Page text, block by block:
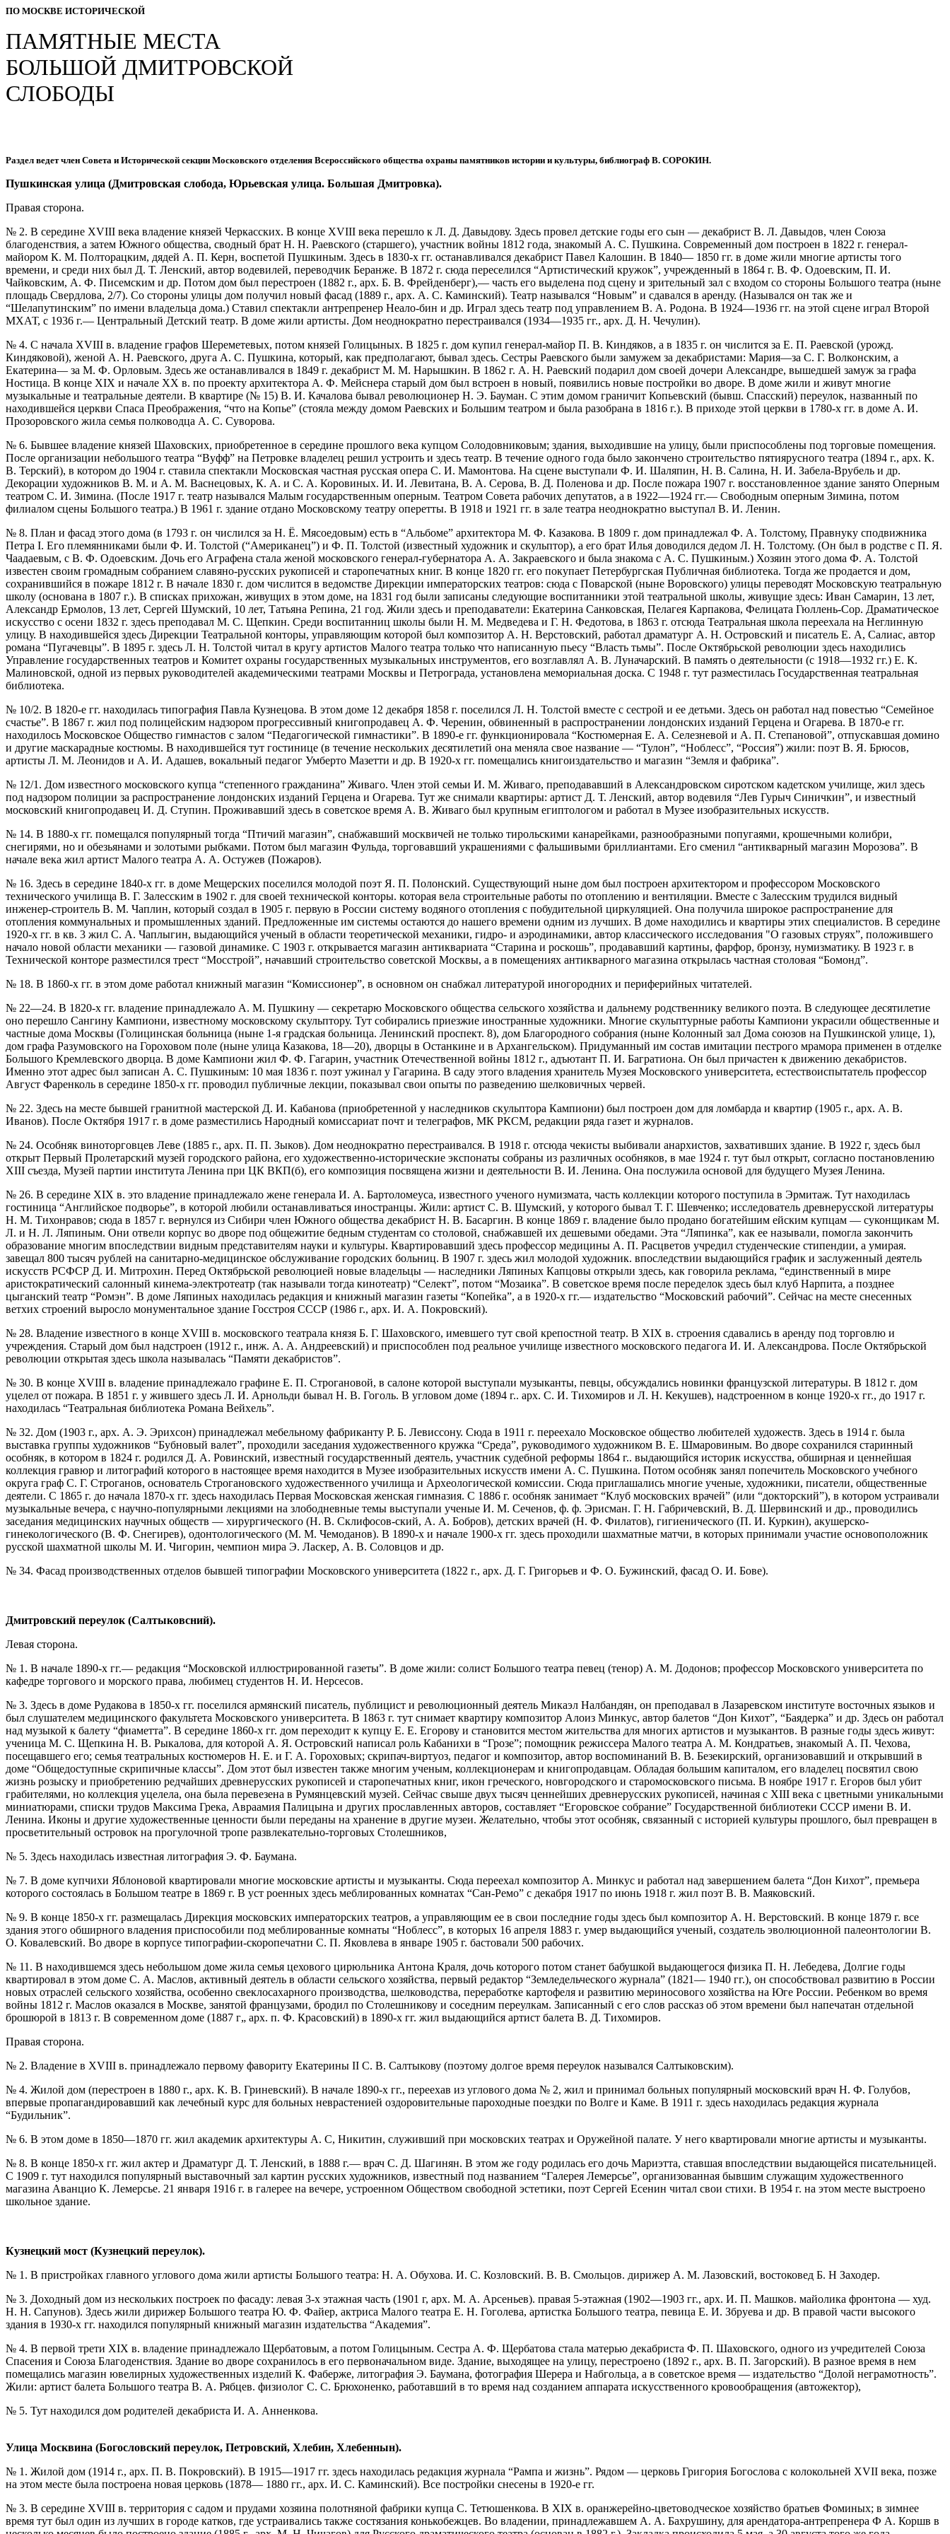
ПО МОСКВЕ ИСТОРИЧЕСКОЙ
ПАМЯТНЫЕ МЕСТА
БОЛЬШОЙ ДМИТРОВСКОЙ
СЛОБОДЫ
Раздел ведет член Совета и Исторической секции Московского отделения Всероссийского общества охраны памятников истории и культуры, библиограф В. СОРОКИН.
Пушкинская улица (Дмитровская слобода, Юрьевская улица. Большая Дмитровка).
Правая сторона.
№ 2. В середине XVIII века владение князей Черкасских. В конце XVIII века перешло к Л. Д. Давыдову. Здесь провел детские годы его сын — декабрист В. Л. Давыдов, член Союза
благоденствия, а затем Южного общества, сводный брат Н. Н. Раевского (старшего), участник войны 1812 года, знакомый А. С. Пушкина. Современный дом построен в 1822 г. генерал-
майором К. М. Полторацким, дядей А. П. Керн, воспетой Пушкиным. Здесь в 1830-х гг. останавливался декабрист Павел Калошин. В 1840— 1850 гг. в доме жили многие артисты того
времени, и среди них был Д. Т. Ленский, автор водевилей, переводчик Беранже. В 1872 г. сюда переселился “Артистический кружок”, учрежденный в 1864 г. В. Ф. Одоевским, П. И.
Чайковским, А. Ф. Писемским и др. Потом дом был перестроен (1882 г., арх. Б. В. Фрейденберг),— часть его выделена под сцену и зрительный зал с входом со стороны Большого театра (ныне
площадь Свердлова, 2/7). Со стороны улицы дом получил новый фасад (1889 г., арх. А. С. Каминский). Театр назывался “Новым” и сдавался в аренду. (Назывался он так же и
“Шелапутинским” по имени владельца дома.) Ставил спектакли антрепренер Неало-бин и др. Играл здесь театр под управлением В. А. Родона. В 1924—1936 гг. на этой сцене играл Второй
МХАТ, с 1936 г.— Центральный Детский театр. В доме жили артисты. Дом неоднократно перестраивался (1934—1935 гг., арх. Д. Н. Чечулин).
№ 4. С начала XVIII в. владение графов Шереметевых, потом князей Голицыных. В 1825 г. дом купил генерал-майор П. В. Киндяков, а в 1835 г. он числится за Е. П. Раевской (урожд.
Киндяковой), женой А. Н. Раевского, друга А. С. Пушкина, который, как предполагают, бывал здесь. Сестры Раевского были замужем за декабристами: Мария—за С. Г. Волконским, а
Екатерина— за М. Ф. Орловым. Здесь же останавливался в 1849 г. декабрист М. М. Нарышкин. В 1862 г. А. Н. Раевский подарил дом своей дочери Александре, вышедшей замуж за графа
Ностица. В конце XIX и начале XX в. по проекту архитектора А. Ф. Мейснера старый дом был встроен в новый, появились новые постройки во дворе. В доме жили и живут многие
музыкальные и театральные деятели. В квартире (№ 15) В. И. Качалова бывал революционер Н. Э. Бауман. С этим домом граничит Копьевский (бывш. Спасский) переулок, названный по
находившейся церкви Спаса Преображения, “что на Копье” (стояла между домом Раевских и Большим театром и была разобрана в 1816 г.). В приходе этой церкви в 1780-х гг. в доме А. И.
Прозоровского жила семья полководца А. С. Суворова.
№ 6. Бывшее владение князей Шаховских, приобретенное в середине прошлого века купцом Солодовниковым; здания, выходившие на улицу, были приспособлены под торговые помещения.
После организации небольшого театра “Вуфф” на Петровке владелец решил устроить и здесь театр. В течение одного года было закончено строительство пятиярусного театра (1894 г., арх. К.
В. Терский), в котором до 1904 г. ставила спектакли Московская частная русская опера С. И. Мамонтова. На сцене выступали Ф. И. Шаляпин, Н. В. Салина, Н. И. Забела-Врубель и др.
Декорации художников В. М. и А. М. Васнецовых, К. А. и С. А. Коровиных. И. И. Левитана, В. А. Серова, В. Д. Поленова и др. После пожара 1907 г. восстановленное здание занято Оперным
театром С. И. Зимина. (После 1917 г. театр назывался Малым государственным оперным. Театром Совета рабочих депутатов, а в 1922—1924 гг.— Свободным оперным Зимина, потом
филиалом сцены Большого театра.) В 1961 г. здание отдано Московскому театру оперетты. В 1918 и 1921 гг. в зале театра неоднократно выступал В. И. Ленин.
№ 8. План и фасад этого дома (в 1793 г. он числился за Н. Ё. Мясоедовым) есть в “Альбоме” архитектора М. Ф. Казакова. В 1809 г. дом принадлежал Ф. А. Толстому, Правнуку сподвижника
Петра I. Его племянниками были Ф. И. Толстой (“Американец”) и Ф. П. Толстой (известный художник и скульптор), а его брат Илья доводился дедом Л. Н. Толстому. (Он был в родстве с П. Я.
Чаадаевым, с В. Ф. Одоевским. Дочь его Аграфена стала женой московского генерал-губернатора А. А. Закраевского и была знакома с А. С. Пушкиным.) Хозяин этого дома Ф. А. Толстой
известен своим громадным собранием славяно-русских рукописей и старопечатных книг. В конце 1820 гг. его покупает Петербургская Публичная библиотека. Тогда же продается и дом,
сохранившийся в пожаре 1812 г. В начале 1830 г. дом числится в ведомстве Дирекции императорских театров: сюда с Поварской (ныне Воровского) улицы переводят Московскую театральную
школу (основана в 1807 г.). В списках прихожан, живущих в этом доме, на 1831 год были записаны следующие воспитанники этой театральной школы, живущие здесь: Иван Самарин, 13 лет,
Александр Ермолов, 13 лет, Сергей Шумский, 10 лет, Татьяна Репина, 21 год. Жили здесь и преподаватели: Екатерина Санковская, Пелагея Карпакова, Фелицата Гюллень-Сор. Драматическое
искусство с осени 1832 г. здесь преподавал М. С. Щепкин. Среди воспитанниц школы были Н. М. Медведева и Г. Н. Федотова, в 1863 г. отсюда Театральная школа переехала на Неглинную
улицу. В находившейся здесь Дирекции Театральной конторы, управляющим которой был композитор А. Н. Верстовский, работал драматург А. Н. Островский и писатель Е. А, Салиас, автор
романа “Пугачевцы”. В 1895 г. здесь Л. Н. Толстой читал в кругу артистов Малого театра только что написанную пьесу “Власть тьмы”. После Октябрьской революции здесь находились
Управление государственных театров и Комитет охраны государственных музыкальных инструментов, его возглавлял А. В. Луначарский. В память о деятельности (с 1918—1932 гг.) Е. К.
Малиновской, одной из первых руководителей академическими театрами Москвы и Петрограда, установлена мемориальная доска. С 1948 г. тут разместилась Государственная театральная
библиотека.
№ 10/2. В 1820-е гг. находилась типография Павла Кузнецова. В этом доме 12 декабря 1858 г. поселился Л. Н. Толстой вместе с сестрой и ее детьми. Здесь он работал над повестью “Семейное
счастье”. В 1867 г. жил под полицейским надзором прогрессивный книгопродавец А. Ф. Черенин, обвиненный в распространении лондонских изданий Герцена и Огарева. В 1870-е гг.
находилось Московское Общество гимнастов с залом “Педагогической гимнастики”. В 1890-е гг. функционировала “Костюмерная Е. А. Селезневой и А. П. Степановой”, отпускавшая домино
и другие маскарадные костюмы. В находившейся тут гостинице (в течение нескольких десятилетий она меняла свое название — “Тулон”, “Ноблесс”, “Россия”) жили: поэт В. Я. Брюсов,
артисты Л. М. Леонидов и А. И. Адашев, вокальный педагог Умберто Мазетти и др. В 1920-х гг. помещались книгоиздательство и магазин “Земля и фабрика”.
№ 12/1. Дом известного московского купца “степенного гражданина” Живаго. Член этой семьи И. М. Живаго, преподававший в Александровском сиротском кадетском училище, жил здесь
под надзором полиции за распространение лондонских изданий Герцена и Огарева. Тут же снимали квартиры: артист Д. Т. Ленский, автор водевиля “Лев Гурыч Синичкин”, и известный
московский книгопродавец И. Д. Ступин. Проживавший здесь в советское время А. В. Живаго был крупным египтологом и работал в Музее изобразительных искусств.
№ 14. В 1880-х гг. помещался популярный тогда “Птичий магазин”, снабжавший москвичей не только тирольскими канарейками, разнообразными попугаями, крошечными колибри,
снегирями, но и обезьянами и золотыми рыбками. Потом был магазин Фульда, торговавший украшениями с фальшивыми бриллиантами. Его сменил “антикварный магазин Морозова”. В
начале века жил артист Малого театра А. А. Остужев (Пожаров).
№ 16. Здесь в середине 1840-х гг. в доме Мещерских поселился молодой поэт Я. П. Полонский. Существующий ныне дом был построен архитектором и профессором Московского
технического училища В. Г. Залесским в 1902 г. для своей технической конторы. которая вела строительные работы по отоплению и вентиляции. Вместе с Залесским трудился видный
инженер-строитель В. М. Чаплин, который создал в 1905 г. первую в России систему водяного отопления с побудительной циркуляцией. Она получила широкое распространение для
отопления коммунальных и промышленных зданий. Предложенные им системы остаются до нашего времени одним из лучших. В доме находились и квартиры этих специалистов. В середине
1920-х гг. в кв. 3 жил С. А. Чаплыгин, выдающийся ученый в области теоретической механики, гидро- и аэродинамики, автор классического исследования "О газовых струях”, положившего
начало новой области механики — газовой динамике. С 1903 г. открывается магазин антиквариата “Старина и роскошь”, продававший картины, фарфор, бронзу, нумизматику. В 1923 г. в
Технической конторе разместился трест “Мосстрой”, начавший строительство советской Москвы, а в помещениях антикварного магазина открылась частная столовая “Бомонд”.
№ 18. В 1860-х гг. в этом доме работал книжный магазин “Комиссионер”, в основном он снабжал литературой иногородних и периферийных читателей.
№ 22—24. В 1820-х гг. владение принадлежало А. М. Пушкину — секретарю Московского общества сельского хозяйства и дальнему родственнику великого поэта. В следующее десятилетие
оно перешло Сангину Кампиони, известному московскому скульптору. Тут собирались приезжие иностранные художники. Многие скульптурные работы Кампиони украсили общественные и
частные дома Москвы (Голицинская больница (ныне 1-я градская больница. Ленинский проспект. 8), дом Благородного собрания (ныне Колонный зал Дома союзов на Пушкинской улице, 1),
дом графа Разумовского на Гороховом поле (ныне улица Казакова, 18—20), дворцы в Останкине и в Архангельском). Придуманный им состав имитации пестрого мрамора применен в отделке
Большого Кремлевского дворца. В доме Кампиони жил Ф. Ф. Гагарин, участник Отечественной войны 1812 г., адъютант П. И. Багратиона. Он был причастен к движению декабристов.
Именно этот адрес был записан А. С. Пушкиным: 10 мая 1836 г. поэт ужинал у Гагарина. В саду этого владения хранитель Музея Московского университета, естествоиспытатель профессор
Август Фаренколь в середине 1850-х гг. проводил публичные лекции, показывал свои опыты по разведению шелковичных червей.
№ 22. Здесь на месте бывшей гранитной мастерской Д. И. Кабанова (приобретенной у наследников скульптора Кампиони) был построен дом для ломбарда и квартир (1905 г., арх. А. В.
Иванов). После Октября 1917 г. в доме разместились Народный комиссариат почт и телеграфов, МК РКСМ, редакции ряда газет и журналов.
№ 24. Особняк виноторговцев Леве (1885 г., арх. П. П. Зыков). Дом неоднократно перестраивался. В 1918 г. отсюда чекисты выбивали анархистов, захвативших здание. В 1922 г, здесь был
открыт Первый Пролетарский музей городского района, его художественно-исторические экспонаты собраны из различных особняков, в мае 1924 г. тут был открыт, согласно постановлению
XIII съезда, Музей партии института Ленина при ЦК ВКП(б), его композиция посвящена жизни и деятельности В. И. Ленина. Она послужила основой для будущего Музея Ленина.
№ 26. В середине XIX в. это владение принадлежало жене генерала И. А. Бартоломеуса, известного ученого нумизмата, часть коллекции которого поступила в Эрмитаж. Тут находилась
гостиница “Английское подворье”, в которой любили останавливаться иностранцы. Жили: артист С. В. Шумский, у которого бывал Т. Г. Шевченко; исследователь древнерусской литературы
Н. М. Тихонравов; сюда в 1857 г. вернулся из Сибири член Южного общества декабрист Н. В. Басаргин. В конце 1869 г. владение было продано богатейшим ейским купцам — суконщикам М.
Л. и Н. Л. Ляпиным. Они отвели корпус во дворе под общежитие бедным студентам со столовой, снабжавшей их дешевыми обедами. Эта “Ляпинка”, как ее называли, помогла закончить
образование многим впоследствии видным представителям науки и культуры. Квартировавший здесь профессор медицины А. П. Расцветов учредил студенческие стипендии, а умирая.
завещал 800 тысяч рублей на санитарно-медицинское обслуживание городских больниц. В 1907 г. здесь жил молодой художник. впоследствии выдающийся график и заслуженный деятель
искусств РСФСР Д. И. Митрохин. Перед Октябрьской революцией новые владельцы — наследники Ляпиных Капцовы открыли здесь, как говорила реклама, “единственный в мире
аристократический салонный кинема-электротеатр (так называли тогда кинотеатр) “Селект”, потом “Мозаика”. В советское время после переделок здесь был клуб Нарпита, а позднее
цыганский театр “Ромэн”. В доме Ляпиных находилась редакция и книжный магазин газеты “Копейка”, а в 1920-х гг.— издательство “Московский рабочий”. Сейчас на месте снесенных
ветхих строений выросло монументальное здание Госстроя СССР (1986 г., арх. И. А. Покровский).
№ 28. Владение известного в конце XVIII в. московского театрала князя Б. Г. Шаховского, имевшего тут свой крепостной театр. В XIX в. строения сдавались в аренду под торговлю и
учреждения. Старый дом был надстроен (1912 г., инж. А. А. Андреевский) и приспособлен под реальное училище известного московского педагога И. И. Александрова. После Октябрьской
революции открытая здесь школа называлась “Памяти декабристов”.
№ 30. В конце XVIII в. владение принадлежало графине Е. П. Строгановой, в салоне которой выступали музыканты, певцы, обсуждались новинки французской литературы. В 1812 г. дом
уцелел от пожара. В 1851 г. у жившего здесь Л. И. Арнольди бывал Н. В. Гоголь. В угловом доме (1894 г.. арх. С. И. Тихомиров и Л. Н. Кекушев), надстроенном в конце 1920-х гг., до 1917 г.
находилась “Театральная библиотека Романа Вейхель”.
№ 32. Дом (1903 г., арх. А. Э. Эрихсон) принадлежал мебельному фабриканту Р. Б. Левиссону. Сюда в 1911 г. переехало Московское общество любителей художеств. Здесь в 1914 г. была
выставка группы художников “Бубновый валет”, проходили заседания художественного кружка “Среда”, руководимого художником В. Е. Шмаровиным. Во дворе сохранился старинный
особняк, в котором в 1824 г. родился Д. А. Ровинский, известный государственный деятель, участник судебной реформы 1864 г.. выдающийся историк искусства, обширная и ценнейшая
коллекция гравюр и литографий которого в настоящее время находится в Музее изобразительных искусств имени А. С. Пушкина. Потом особняк занял попечитель Московского учебного
округа граф С. Г. Строганов, основатель Строгановского художественного училища и Археологической комиссии. Сюда приглашались многие ученые, художники, писатели, общественные
деятели. С 1865 г. до начала 1870-х гг. здесь находилась Первая Московская женская гимназия. С 1886 г. особняк занимает “Клуб московских врачей” (или “докторский”), в котором устраивали
музыкальные вечера, с научно-популярными лекциями на злободневные темы выступали ученые И. М. Сеченов, ф. ф. Эрисман. Г. Н. Габричевский, В. Д. Шервинский и др., проводились
заседания медицинских научных обществ — хирургического (Н. В. Склифосов-ский, А. А. Бобров), детских врачей (Н. Ф. Филатов), гигиенического (П. И. Куркин), акушерско-
гинекологического (В. Ф. Снегирев), одонтологического (М. М. Чемоданов). В 1890-х и начале 1900-х гг. здесь проходили шахматные матчи, в которых принимали участие основоположник
русской шахматной школы М. И. Чигорин, чемпион мира Э. Ласкер, А. В. Соловцов и др.
№ 34. Фасад производственных отделов бывшей типографии Московского университета (1822 г., арх. Д. Г. Григорьев и Ф. О. Бужинский, фасад О. И. Бове).
Дмитровский переулок (Салтыковсний).
Левая сторона.
№ 1. В начале 1890-х гг.— редакция “Московской иллюстрированной газеты”. В доме жили: солист Большого театра певец (тенор) А. М. Додонов; профессор Московского университета по
кафедре торгового и морского права, любимец студентов Н. И. Нерсесов.
№ 3. Здесь в доме Рудакова в 1850-х гг. поселился армянский писатель, публицист и революционный деятель Микаэл Налбандян, он преподавал в Лазаревском институте восточных языков и
был слушателем медицинского факультета Московского университета. В 1863 г. тут снимает квартиру композитор Алоиз Минкус, автор балетов “Дон Кихот”, “Баядерка” и др. Здесь он работал
над музыкой к балету “фиаметта”. В середине 1860-х гг. дом переходит к купцу Е. Е. Егорову и становится местом жительства для многих артистов и музыкантов. В разные годы здесь живут:
ученица М. С. Щепкина Н. В. Рыкалова, для которой А. Я. Островский написал роль Кабанихи в “Грозе”; помощник режиссера Малого театра А. М. Кондратьев, знакомый А. П. Чехова,
посещавшего его; семья театральных костюмеров Н. Е. и Г. А. Гороховых; скрипач-виртуоз, педагог и композитор, автор воспоминаний В. В. Безекирский, организовавший и открывший в
доме “Общедоступные скрипичные классы”. Дом этот был известен также многим ученым, коллекционерам и книгопродавцам. Обладая большим капиталом, его владелец посвятил свою
жизнь розыску и приобретению редчайших древнерусских рукописей и старопечатных книг, икон греческого, новгородского и старомосковского письма. В ноябре 1917 г. Егоров был убит
грабителями, но коллекция уцелела, она была перевезена в Румянцевский музей. Сейчас свыше двух тысяч ценнейших древнерусских рукописей, начиная с XIII века с цветными уникальными
миниатюрами, списки трудов Максима Грека, Авраамия Палицына и других прославленных авторов, составляет “Егоровское собрание” Государственной библиотеки СССР имени В. И.
Ленина. Иконы и другие художественные ценности были переданы на хранение в другие музеи. Желательно, чтобы этот особняк, связанный с историей культуры прошлого, был превращен в
просветительный островок на прогулочной тропе развлекательно-торговых Столешников,
№ 5. Здесь находилась известная литография Э. Ф. Баумана.
№ 7. В доме купчихи Яблоновой квартировали многие московские артисты и музыканты. Сюда переехал композитор А. Минкус и работал над завершением балета “Дон Кихот”, премьера
которого состоялась в Большом театре в 1869 г. В уст роенных здесь меблированных комнатах “Сан-Ремо” с декабря 1917 по июнь 1918 г. жил поэт В. В. Маяковский.
№ 9. В конце 1850-х гг. размещалась Дирекция московских императорских театров, а управляющим ее в свои последние годы здесь был композитор А. Н. Верстовский. В конце 1879 г. все
здания этого обширного владения приспособили под меблированные комнаты “Ноблесс”, в которых 16 апреля 1883 г. умер выдающийся ученый, создатель эволюционной палеонтологии В.
О. Ковалевский. Во дворе в корпусе типографии-скоропечатни С. П. Яковлева в январе 1905 г. бастовали 500 рабочих.
№ 11. В находившемся здесь небольшом доме жила семья цехового цирюльника Антона Краля, дочь которого потом станет бабушкой выдающегося физика П. Н. Лебедева, Долгие годы
квартировал в этом доме С. А. Маслов, активный деятель в области сельского хозяйства, первый редактор “Земледельческого журнала” (1821— 1940 гг.), он способствовал развитию в России
новых отраслей сельского хозяйства, особенно свеклосахарного производства, шелководства, переработке картофеля и развитию мериносового хозяйства на Юге России. Ребенком во время
войны 1812 г. Маслов оказался в Москве, занятой французами, бродил по Столешникову и соседним переулкам. Записанный с его слов рассказ об этом времени был напечатан отдельной
брошюрой в 1813 г. В современном доме (1887 г„ арх. п. Ф. Красовский) в 1890-х гг. жил выдающийся артист балета В. Д. Тихомиров.
Правая сторона.
№ 2. Владение в XVIII в. принадлежало первому фавориту Екатерины II С. В. Салтыкову (поэтому долгое время переулок назывался Салтыковским).
№ 4. Жилой дом (перестроен в 1880 г., арх. К. В. Гриневский). В начале 1890-х гг., переехав из углового дома № 2, жил и принимал больных популярный московский врач Н. Ф. Голубов,
впервые пропагандировавший как лечебный курс для больных неврастенией оздоровительные пароходные поездки по Волге и Каме. В 1911 г. здесь находилась редакция журнала
“Будильник”.
№ 6. В этом доме в 1850—1870 гг. жил академик архитектуры А. С, Никитин, служивший при московских театрах и Оружейной палате. У него квартировали многие артисты и музыканты.
№ 8. В конце 1850-х гг. жил актер и Драматург Д. Т. Ленский, в 1888 г.— врач С. Д. Шагинян. В этом же году родилась его дочь Мариэтта, ставшая впоследствии выдающейся писательницей.
С 1909 г. тут находился популярный выставочный зал картин русских художников, известный под названием “Галерея Лемерсье”, организованная бывшим служащим художественного
магазина Аванцио К. Лемерсье. 21 января 1916 г. в галерее на вечере, устроенном Обществом свободной эстетики, поэт Сергей Есенин читал свои стихи. В 1954 г. на этом месте выстроено
школьное здание.
Кузнецкий мост (Кузнецкий переулок).
№ 1. В пристройках главного углового дома жили артисты Большого театра: Н. А. Обухова. И. С. Козловский. В. В. Смольцов. дирижер А. М. Лазовский, востоковед Б. Н Заходер.
№ 3. Доходный дом из нескольких построек по фасаду: левая 3-х этажная часть (1901 г, арх. М. А. Арсеньев). правая 5-этажная (1902—1903 гг., арх. И. П. Машков. майолика фронтона — худ.
Н. Н. Сапунов). Здесь жили дирижер Большого театра Ю. Ф. Файер, актриса Малого театра Е. Н. Гоголева, артистка Большого театра, певица Е. И. Збруева и др. В правой части высокого
здания в 1930-х гг. находился популярный книжный магазин издательства “Академия”.
№ 4. В первой трети XIX в. владение принадлежало Щербатовым, а потом Голицыным. Сестра А. Ф. Щербатова стала матерью декабриста Ф. П. Шаховского, одного из учредителей Союза
Спасения и Союза Благоденствия. Здание во дворе сохранилось в его первоначальном виде. Здание, выходящее на улицу, перестроено (1892 г., арх. В. П. Загорский). В разное время в нем
помещались магазин ювелирных художественных изделий К. Фаберже, литография Э. Баумана, фотография Шерера и Набгольца, а в советское время — издательство “Долой неграмотность”.
Жили: артист балета Большого театра В. А. Рябцев. физиолог С. С. Брюхоненко, работавший в то время над созданием аппарата искусственного кровообращения (автожектор),
№ 5. Тут находился дом родителей декабриста И. А. Анненкова.
Улица Москвина (Богословский переулок, Петровский, Хлебин, Хлебеннын).
№ 1. Жилой дом (1914 г., арх. П. В. Покровский). В 1915—1917 гг. здесь находилась редакция журнала “Рампа и жизнь”. Рядом — церковь Григория Богослова с колокольней XVII века, позже
на этом месте была построена новая церковь (1878— 1880 гг., арх. И. С. Каминский). Все постройки снесены в 1920-е гг.
№ 3. В середине XVIII в. территория с садом и прудами хозяина полотняной фабрики купца С. Тетюшенкова. В XIX в. оранжерейно-цветоводческое хозяйство братьев Фоминых; в зимнее
время тут был один из лучших в городе катков, где устраивались также состязания конькобежцев. Во владении, принадлежавшем А. А. Бахрушину, для арендатора-антрепренера Ф А. Коршв в